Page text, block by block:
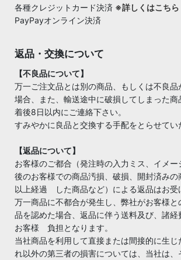
各種クレジットカード決済 ※詳しくはこちら
PayPayオンライン決済
返品・交換について
【不良品について】
万一ご注文品とは別の商品、もしくは不良品
場合、また、輸送途中に破損してしまった商
着後8日以内にご連絡下さい。
すみやかに良品と交換する手配をとらせてい
【返品について】
お客様のご都合（発注時の入力ミス、イメ
後のお客様での商品汚損、破損、開封済みの
以上経過 した商品など）による返品はお受
万一商品に不都合が発生し、弊社がお客様と
品を認めた場合、返品に伴う送料及び、諸経
お客様 負担となります。
当社商品を利用して直接または間接的に生じ
れ以外の第三者の損害については、当社は